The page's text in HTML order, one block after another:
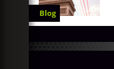
Blog